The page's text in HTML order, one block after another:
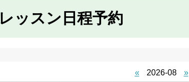
レッスン日程予約
« 2026-08
»